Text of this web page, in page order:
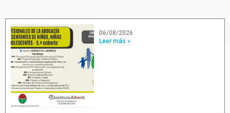
06/08/2026
Leer más »